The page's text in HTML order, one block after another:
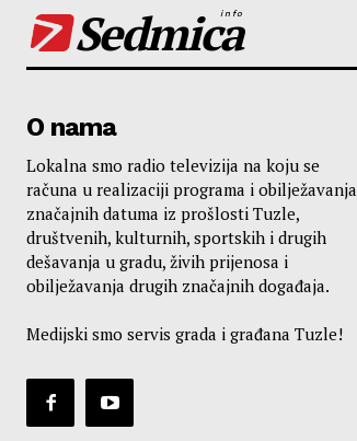
Sedmica
info
O nama
Lokalna smo radio televizija na koju se
računa u realizaciji programa i obilježavanja
značajnih datuma iz prošlosti Tuzle,
društvenih, kulturnih, sportskih i drugih
dešavanja u gradu, živih prijenosa i
obilježavanja drugih značajnih događaja.
Medijski smo servis grada i građana Tuzle!